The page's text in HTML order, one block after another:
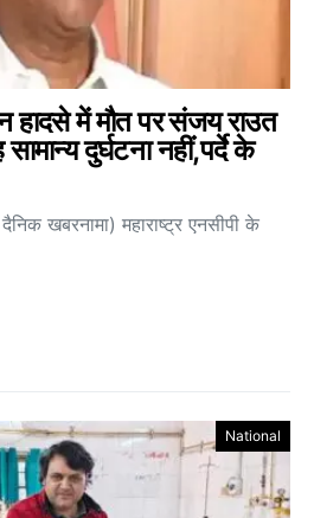
हादसे में मौत पर संजय राउत
दुर्घटना नहीं,पर्दे के
खबरनामा) महाराष्ट्र एनसीपी के
National